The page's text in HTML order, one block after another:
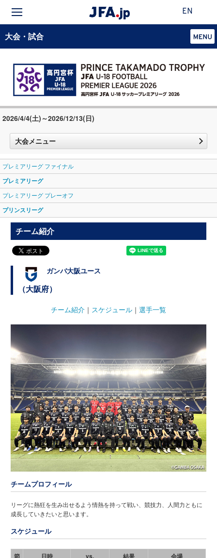
EN
大会・試合
2026/4/4(土)～2026/12/13(日)
大会メニュー
プレミアリーグ ファイナル
プレミアリーグ
プレミアリーグ プレーオフ
プリンスリーグ
チーム紹介
ガンバ大阪ユース
（大阪府）
チーム紹介 ｜ スケジュール ｜ 選手一覧
チームプロフィール
リーグに熱狂を生み出せるよう情熱を持って戦い、競技力、人間力ともに
成長していきたいと思います。
スケジュール
節 日時 vs. 結果 会場